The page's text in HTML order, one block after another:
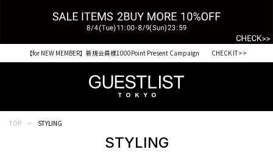
【for NEW MEMBER】新規会員様1000Point Present Campaign CHECK IT>>
TOP STYLING
STYLING